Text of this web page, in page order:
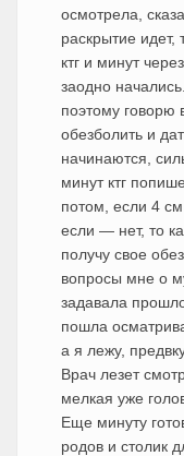
осмотрела,
раскрытие идет,
ктг и минут
заодно
поэтому говорю
обезболить и
начинаются,
минут ктг
потом, если 4 см
если — нет, то
получу свое
вопросы мне о
задавала
пошла
а я лежу,
Врач лезет
мелкая уже
Еще минуту
родов и столик